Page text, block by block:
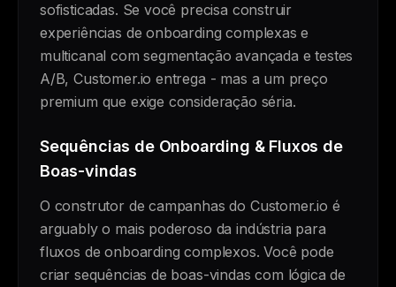
sofisticadas. Se você precisa construir
experiências de onboarding complexas e
multicanal com segmentação avançada e testes
A/B, Customer.io entrega - mas a um preço
premium que exige consideração séria.
Sequências de Onboarding & Fluxos de
Boas-vindas
O construtor de campanhas do Customer.io é
arguably o mais poderoso da indústria para
fluxos de onboarding complexos. Você pode
criar sequências de boas-vindas com lógica de